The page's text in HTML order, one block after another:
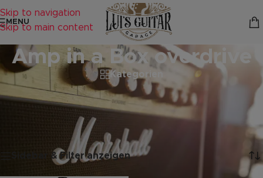
Skip to navigation
Skip to main content
MENU
Amp in a Box overdrive
Kategorien
Startseite
Produkte verschlagwortet mit „Amp in a Box
Einzelnes Ergebnis wird angezeigt
Sidebar & Filter anzeigen